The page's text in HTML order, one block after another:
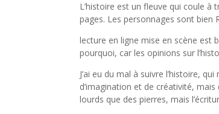
L’histoire est un fleuve qui coule à
pages. Les personnages sont bien
lecture en ligne mise en scène est
pourquoi, car les opinions sur
J’ai eu du mal à suivre l’histoire,
d’imagination et de créativité,
lourds que des pierres, mais